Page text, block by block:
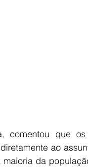
comentou que os
ao
da